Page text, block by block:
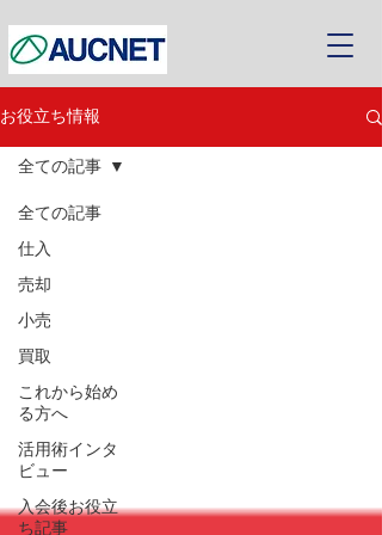
お役立ち情報
全ての記事
仕入
売却
小売
買取
これから始め
る方へ
活用術インタ
ビュー
入会後お役立
ち記事
全ての記事